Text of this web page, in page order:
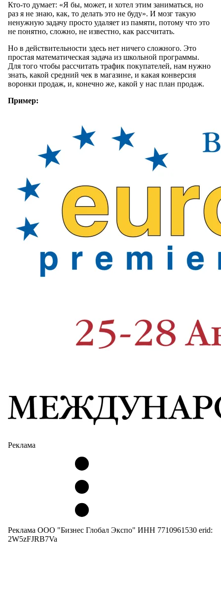
Кто-то думает: «Я бы, может, и хотел этим заниматься, но
раз я не знаю, как, то делать это не буду». И мозг такую
ненужную задачу просто удаляет из памяти, потому что это
не понятно, сложно, не известно, как рассчитать.
Но в действительности здесь нет ничего сложного. Это
простая математическая задача из школьной программы.
Для того чтобы рассчитать трафик покупателей, нам нужно
знать, какой средний чек в магазине, и какая конверсия
воронки продаж, и, конечно же, какой у нас план продаж.
Пример:
Реклама
Реклама ООО "Бизнес Глобал Экспо" ИНН 7710961530 erid:
2W5zFJRB7Va